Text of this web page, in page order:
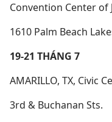
Convention Center of
1610 Palm Beach
19-21 THÁNG 7
AMARILLO, TX, Civic
3rd & Buchanan Sts.